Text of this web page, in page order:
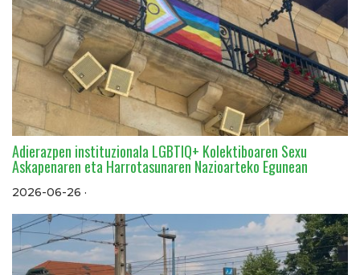
Adierazpen instituzionala LGBTIQ+ Kolektiboaren Sexu
Askapenaren eta Harrotasunaren Nazioarteko Egunean
2026-06-26 ·